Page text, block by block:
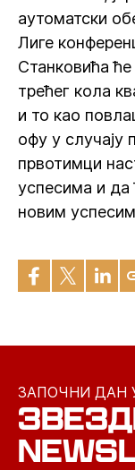
аутоматски
Лиге
Станковића
трећег кола
и то као
офу у случају
првотимци
успесима и да
новим
ЗАПОЧНИ ДАН